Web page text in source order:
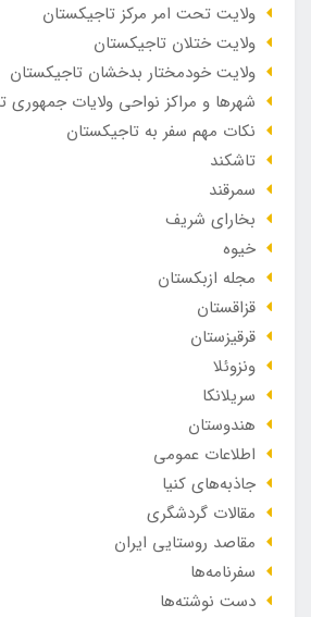
ولایت تحت امر مرکز تاجیکستان
ولایت ختلان تاجیکستان
ولایت خودمختار بدخشان تاجیکستان
شهرها و مراکز نواحی ولایات جمهوری
نکات مهم سفر به تاجیکستان
تاشکند
سمرقند
بخارای شریف
خیوه
مجله ازبکستان
قزاقستان
قرقیزستان
ونزوئلا
سریلانکا
هندوستان
اطلاعات عمومی
جاذبه‌های کنیا
مقالات گردشگری
مقاصد روستایی ایران
سفرنامه‌ها
دست نوشته‌ها